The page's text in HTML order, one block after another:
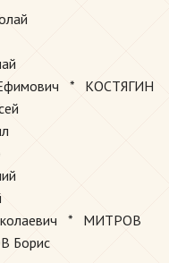
* КОСТЯГИН
* МИТРОВ
Борис